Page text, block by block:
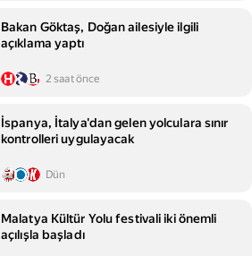
Bakan Göktaş, Doğan ailesiyle ilgili
açıklama yaptı
2 saat önce
İspanya, İtalya'dan gelen yolculara sınır
kontrolleri uygulayacak
Dün
Malatya Kültür Yolu festivali iki önemli
açılışla başladı